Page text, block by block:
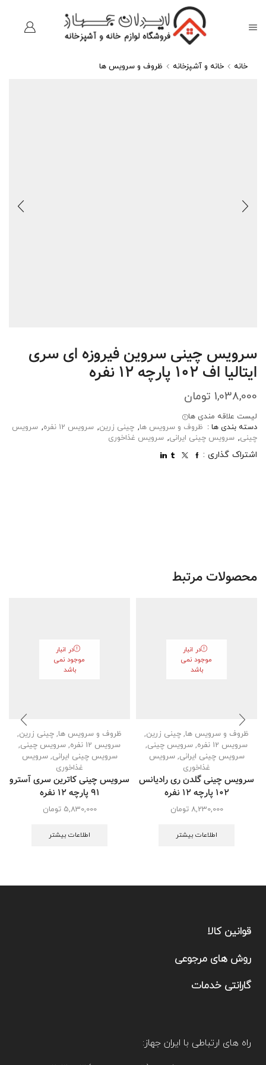
خانه خانه و آشپزخانه ظروف و سرویس ها
سرویس چینی سروین فیروزه ای سری
ایتالیا اف ۱۰۲ پارچه ۱۲ نفره
1,038,000 تومان
لیست علاقه مندی ها
دسته بندی ها : ظروف و سرویس ها, چینی زرین, سرویس 12 نفره , سرویس
چینی, سرویس چینی ایرانی, سرویس غذاخوری
اشتراک گذاری :
محصولات مرتبط
در انبار
موجود نمی
باشد
ظروف و سرویس ها, چینی زرین,
سرویس 12 نفره
, سرویس چینی,
سرویس چینی ایرانی,سرویس
غذاخوری
سرویس چینی گلدن ری رادیانس
102 پارچه ۱۲ نفره
8,230,000 تومان
اطلاعات بیشتر
در انبار
موجود نمی
باشد
ظروف و سرویس ها, چینی زرین,
سرویس 12 نفره
, سرویس چینی,
سرویس چینی ایرانی,سرویس
غذاخوری
سرویس چینی کاترین سری آسترو
91 پارچه ۱۲ نفره
5,830,000 تومان
اطلاعات بیشتر
قوانین کالا
روش های مرجوعی
گارانتی خدمات
راه های ارتباطی با ایران جهاز: